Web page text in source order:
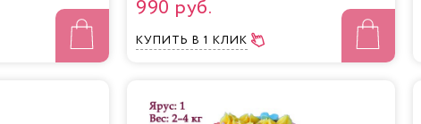
990 руб.
КУПИТЬ В 1 КЛИК